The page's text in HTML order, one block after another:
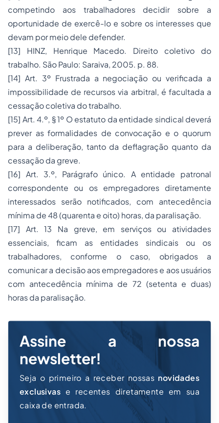
competindo aos trabalhadores decidir sobre a
oportunidade de exercê-lo e sobre os interesses que
devam por meio dele defender.
[13] HINZ, Henrique Macedo. Direito coletivo do
trabalho. São Paulo: Saraiva, 2005. p. 88.
[14] Art. 3º Frustrada a negociação ou verificada a
impossibilidade de recursos via arbitral, é facultada a
cessação coletiva do trabalho.
[15] Art. 4.º, § 1º O estatuto da entidade sindical deverá
prever as formalidades de convocação e o quorum
para a deliberação, tanto da deflagração quanto da
cessação da greve.
[16] Art. 3.º, Parágrafo único. A entidade patronal
correspondente ou os empregadores diretamente
interessados serão notificados, com antecedência
mínima de 48 (quarenta e oito) horas, da paralisação.
[17] Art. 13 Na greve, em serviços ou atividades
essenciais, ficam as entidades sindicais ou os
trabalhadores, conforme o caso, obrigados a
comunicar a decisão aos empregadores e aos usuários
com antecedência mínima de 72 (setenta e duas)
horas da paralisação.
Assine a nossa
newsletter!
Seja o primeiro a receber nossas novidades
exclusivas e recentes diretamente em sua
caixa de entrada.